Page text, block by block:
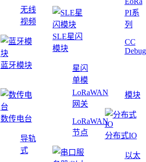
无线
视频
蓝牙模块
SLE星闪
模块
星闪
单模
PI系
列
CC
数传电台
导轨
式
LoRaWAN
网关
LoRaWAN
节点
模块
分布式IO
以太